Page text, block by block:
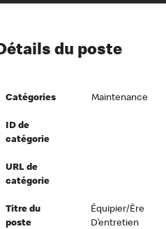
à l’égard de nos employés
directeurs
équité et inclusion
au travail
du poste
Catégories Maintenance
ID de
catégorie
URL de
catégorie
Titre du
poste
Équipier/ère
D’entretien